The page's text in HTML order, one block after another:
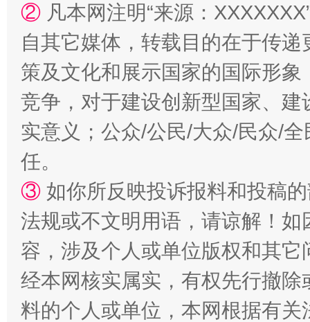
② 凡本网注明“来源：
自其它媒体，转载目的在于传
策及文化和展示国家的国际形
竞争，对于建设创新型国家、
实意义；公众/公民/大众/民众/
任。
③ 如你所反映投诉报料和投稿
法规或不文明用语，请谅解！
容，涉及个人或单位版权和其它
经本网核实属实，有权先行撤
料的个人或单位，本网根据有